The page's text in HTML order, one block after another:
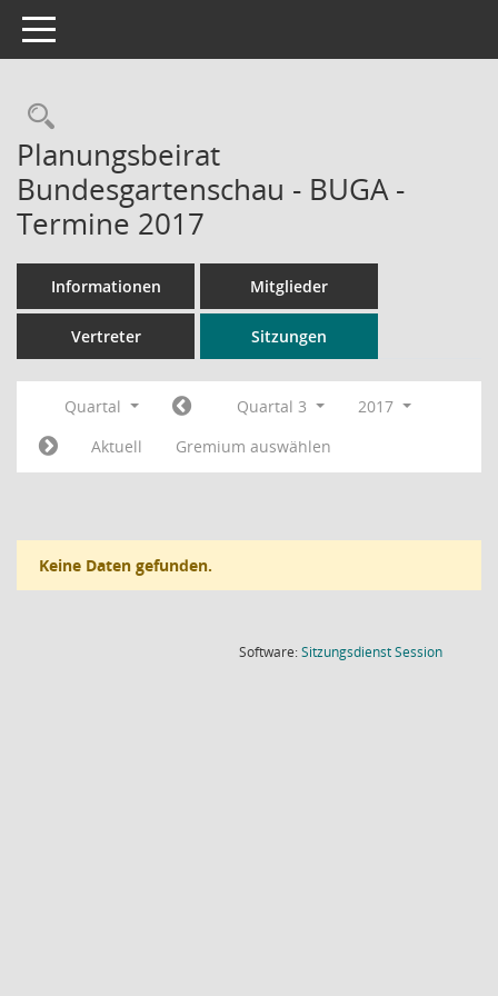
Toggle navigation
Rechercheauswahl
Planungsbeirat
Bundesgartenschau - BUGA -
Termine 2017
Informationen Mitglieder
Vertreter Sitzungen
Quartal Quartal 3
2017
Aktuell
Gremium auswählen
Keine Daten gefunden.
Software:SitzungsdienstSession(Wird in